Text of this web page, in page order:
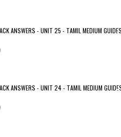
ANSWERS - UNIT 25 - TAMIL MEDIUM
ANSWERS - UNIT 24 - TAMIL MEDIUM